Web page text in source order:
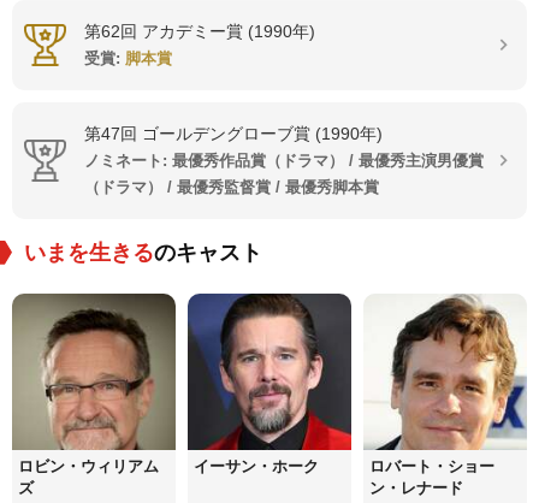
第62回 アカデミー賞 (1990年)
受賞: 脚本賞
第47回 ゴールデングローブ賞 (1990年)
ノミネート: 最優秀作品賞（ドラマ） / 最優秀主演男優賞
（ドラマ） / 最優秀監督賞 / 最優秀脚本賞
いまを生きるのキャスト
ロビン・ウィリアム
ズ
イーサン・ホーク
ロバート・ショー
ン・レナード